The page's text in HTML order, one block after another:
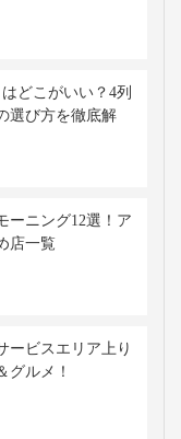
どこがいい？4列
選び方を徹底解
ーニング12選！ア
店一覧
ービスエリア上り
グルメ！